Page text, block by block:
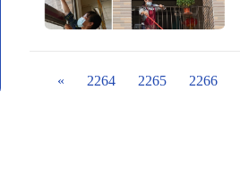
« 2264 2265 2266